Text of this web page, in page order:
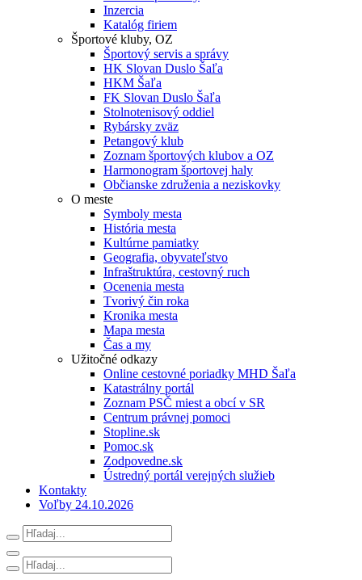
Inzercia
Katalóg firiem
Športové kluby, OZ
Športový servis a správy
HK Slovan Duslo Šaľa
HKM Šaľa
FK Slovan Duslo Šaľa
Stolnotenisový oddiel
Rybársky zväz
Petangový klub
Zoznam športových klubov a OZ
Harmonogram športovej haly
Občianske združenia a neziskovky
O meste
Symboly mesta
História mesta
Kultúrne pamiatky
Geografia, obyvateľstvo
Infraštruktúra, cestovný ruch
Ocenenia mesta
Tvorivý čin roka
Kronika mesta
Mapa mesta
Čas a my
Užitočné odkazy
Online cestovné poriadky MHD Šaľa
Katastrálny portál
Zoznam PSČ miest a obcí v SR
Centrum právnej pomoci
Stopline.sk
Pomoc.sk
Zodpovedne.sk
Ústredný portál verejných služieb
Kontakty
Voľby 24.10.2026